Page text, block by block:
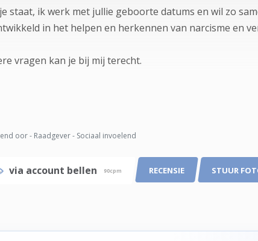
staat, ik werk met jullie geboorte datums en wil zo
in het helpen en herkennen van narcisme en
vragen kan je bij mij terecht.
oor - Raadgever - Sociaal invoelend
via account bellen 90cpm RECENSIE STUUR